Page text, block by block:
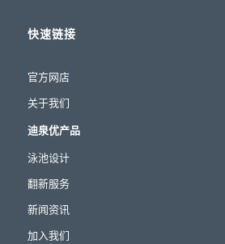
快速链接
官方网店
关于我们
迪泉优产品
泳池设计
翻新服务
新闻资讯
加入我们